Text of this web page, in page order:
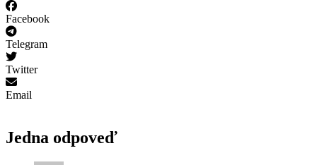
Facebook
Telegram
Twitter
Email
Jedna odpoveď